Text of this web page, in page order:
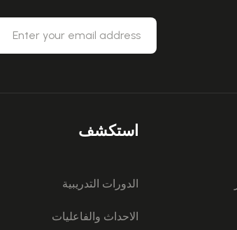
استكشف
الدورات التدريبية
الاحداث والفاعليات